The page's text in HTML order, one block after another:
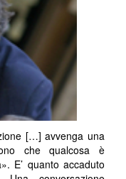
[…] avvenga una
che qualcosa è
E’ quanto accaduto